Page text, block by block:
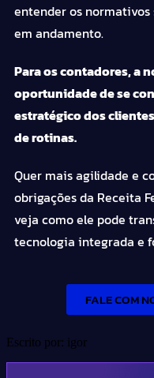
entender os
em andamento.
Para os contadores, a
oportunidade de se
estratégico dos
de rotinas.
Quer mais agilidade e
obrigações da Receita
veja como ele pode
tecnologia integrada e
FALE COM
Escrito por: igor